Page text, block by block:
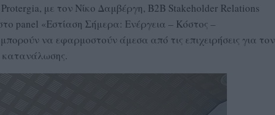
με τον Νίκο Δαμβέργη, B2B Stakeholder Relations
panel «Εστίαση Σήμερα: Ενέργεια – Κόστος –
να εφαρμοστούν άμεσα από τις επιχειρήσεις για τον
κατανάλωσης.